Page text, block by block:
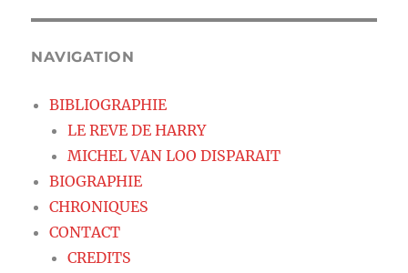
NAVIGATION
BIBLIOGRAPHIE
LE REVE DE HARRY
MICHEL VAN LOO DISPARAIT
BIOGRAPHIE
CHRONIQUES
CONTACT
CREDITS